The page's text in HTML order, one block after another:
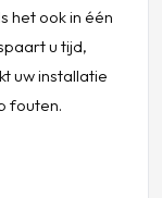
het ook in één
u tijd,
uw installatie
fouten.